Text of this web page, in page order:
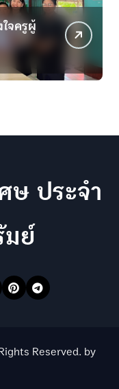
จครูผู้
ษ ประจำ
มย์
Reserved. by